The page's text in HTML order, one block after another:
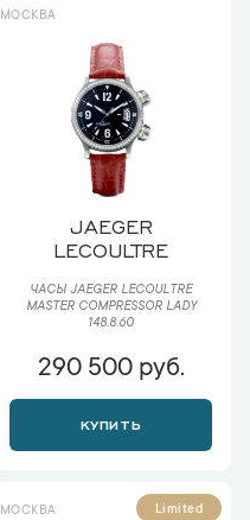
МОСКВА
JAEGER
LECOULTRE
ЧАСЫ JAEGER LECOULTRE
MASTER COMPRESSOR LADY
148.8.60
290 500 руб.
КУПИТЬ
МОСКВА Limited